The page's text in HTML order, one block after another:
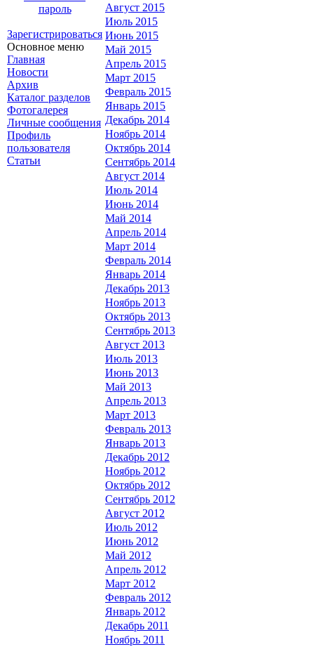
пароль
Зарегистрироваться
Основное меню
Главная
Новости
Архив
Каталог разделов
Фотогалерея
Личные сообщения
Профиль
пользователя
Статьи
Август 2015
Июль 2015
Июнь 2015
Май 2015
Апрель 2015
Март 2015
Февраль 2015
Январь 2015
Декабрь 2014
Ноябрь 2014
Октябрь 2014
Сентябрь 2014
Август 2014
Июль 2014
Июнь 2014
Май 2014
Апрель 2014
Март 2014
Февраль 2014
Январь 2014
Декабрь 2013
Ноябрь 2013
Октябрь 2013
Сентябрь 2013
Август 2013
Июль 2013
Июнь 2013
Май 2013
Апрель 2013
Март 2013
Февраль 2013
Январь 2013
Декабрь 2012
Ноябрь 2012
Октябрь 2012
Сентябрь 2012
Август 2012
Июль 2012
Июнь 2012
Май 2012
Апрель 2012
Март 2012
Февраль 2012
Январь 2012
Декабрь 2011
Ноябрь 2011